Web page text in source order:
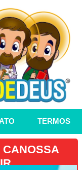
TERMOS
CANOSSA